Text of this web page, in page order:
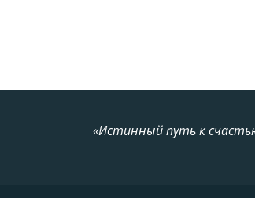
«Истинный путь к